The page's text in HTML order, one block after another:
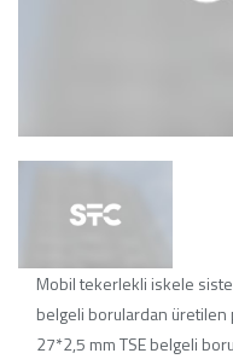
Mobil tekerlekli iskele
belgeli borulardan üretilen
27*2,5 mm TSE belgeli